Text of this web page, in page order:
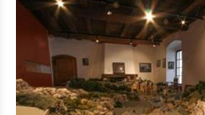
Indoor activities
Eat & Sleep
Agenda